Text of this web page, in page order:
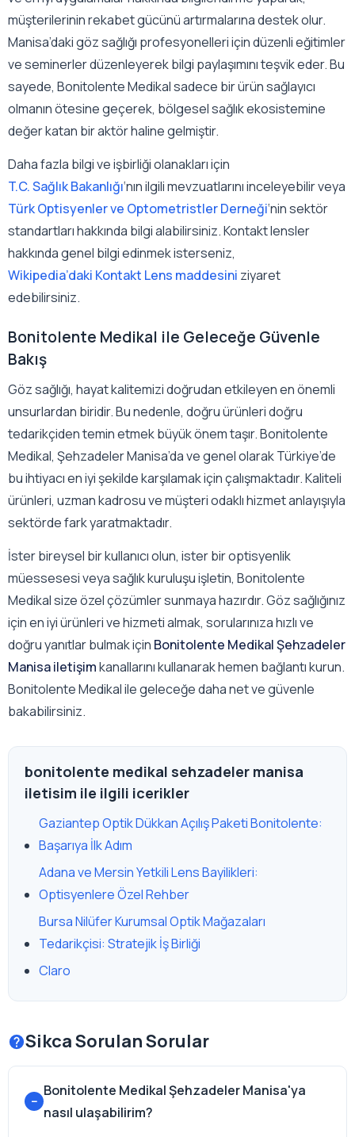
müşterilerinin rekabet gücünü artırmalarına destek olur.
Manisa’daki göz sağlığı profesyonelleri için düzenli eğitimler
ve seminerler düzenleyerek bilgi paylaşımını teşvik eder. Bu
sayede, Bonitolente Medikal sadece bir ürün sağlayıcı
olmanın ötesine geçerek, bölgesel sağlık ekosistemine
değer katan bir aktör haline gelmiştir.
Daha fazla bilgi ve işbirliği olanakları için
T.C. Sağlık Bakanlığı‘nın ilgili mevzuatlarını inceleyebilir veya
Türk Optisyenler ve Optometristler Derneği‘nin sektör
standartları hakkında bilgi alabilirsiniz. Kontakt lensler
hakkında genel bilgi edinmek isterseniz,
Wikipedia’daki Kontakt Lens maddesini ziyaret
edebilirsiniz.
Bonitolente Medikal ile Geleceğe Güvenle
Bakış
Göz sağlığı, hayat kalitemizi doğrudan etkileyen en önemli
unsurlardan biridir. Bu nedenle, doğru ürünleri doğru
tedarikçiden temin etmek büyük önem taşır. Bonitolente
Medikal, Şehzadeler Manisa’da ve genel olarak Türkiye’de
bu ihtiyacı en iyi şekilde karşılamak için çalışmaktadır. Kaliteli
ürünleri, uzman kadrosu ve müşteri odaklı hizmet anlayışıyla
sektörde fark yaratmaktadır.
İster bireysel bir kullanıcı olun, ister bir optisyenlik
müessesesi veya sağlık kuruluşu işletin, Bonitolente
Medikal size özel çözümler sunmaya hazırdır. Göz sağlığınız
için en iyi ürünleri ve hizmeti almak, sorularınıza hızlı ve
doğru yanıtlar bulmak için Bonitolente Medikal Şehzadeler
Manisa iletişimkanallarını kullanarak hemen bağlantı kurun.
Bonitolente Medikal ile geleceğe daha net ve güvenle
bakabilirsiniz.
bonitolente medikal sehzadeler manisa
iletisim ile ilgili icerikler
Gaziantep Optik Dükkan Açılış Paketi Bonitolente:
Başarıya İlk Adım
Adana ve Mersin Yetkili Lens Bayilikleri:
Optisyenlere Özel Rehber
Bursa Nilüfer Kurumsal Optik Mağazaları
Tedarikçisi: Stratejik İş Birliği
Claro
Sikca Sorulan Sorular
Bonitolente Medikal Şehzadeler Manisa'ya
nasıl ulaşabilirim?